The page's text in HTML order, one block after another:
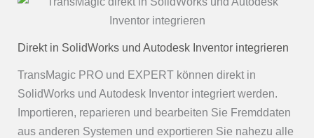
Direkt in SolidWorks und Autodesk Inventor integrieren
TransMagic PRO und EXPERT können direkt in
SolidWorks und Autodesk Inventor integriert werden.
Importieren, reparieren und bearbeiten Sie Fremddaten
aus anderen Systemen und exportieren Sie nahezu alle